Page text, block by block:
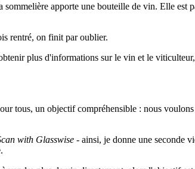
apporte une bouteille de vin. Elle est
rentré, on finit par oublier.
plus d'informations sur le vin et le
tous, un objectif compréhensible : nous
with Glasswise - ainsi, je donne une seconde